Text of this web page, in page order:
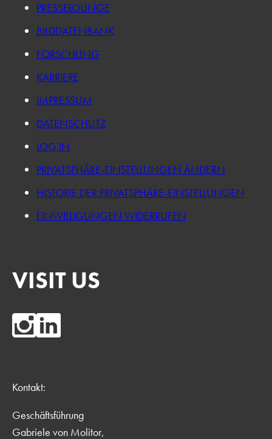
PRESSELOUNGE
BILDDATENBANK
FORSCHUNG
KARRIERE
IMPRESSUM
DATENSCHUTZ
LOG IN
PRIVATSPHÄRE-EINSTELLUNGEN ÄNDERN
HISTORIE DER PRIVATSPHÄRE-EINSTELLUNGEN
EINWILLIGUNGEN WIDERRUFEN
VISIT US
Kontakt:
Geschäftsführung
Gabriele von Molitor,